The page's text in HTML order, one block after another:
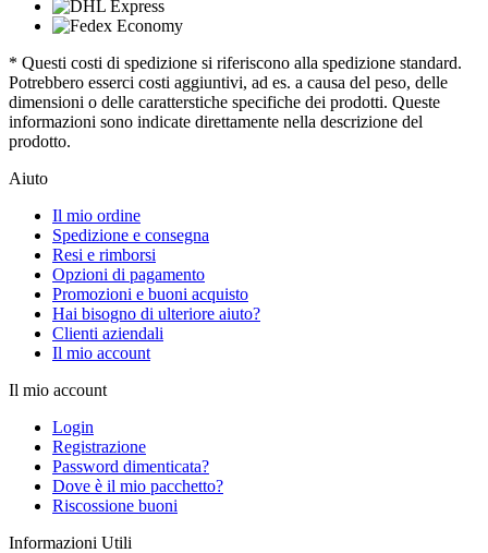
* Questi costi di spedizione si riferiscono alla spedizione standard.
Potrebbero esserci costi aggiuntivi, ad es. a causa del peso, delle
dimensioni o delle caratterstiche specifiche dei prodotti. Queste
informazioni sono indicate direttamente nella descrizione del
prodotto.
Aiuto
Il mio ordine
Spedizione e consegna
Resi e rimborsi
Opzioni di pagamento
Promozioni e buoni acquisto
Hai bisogno di ulteriore aiuto?
Clienti aziendali
Il mio account
Il mio account
Login
Registrazione
Password dimenticata?
Dove è il mio pacchetto?
Riscossione buoni
Informazioni Utili